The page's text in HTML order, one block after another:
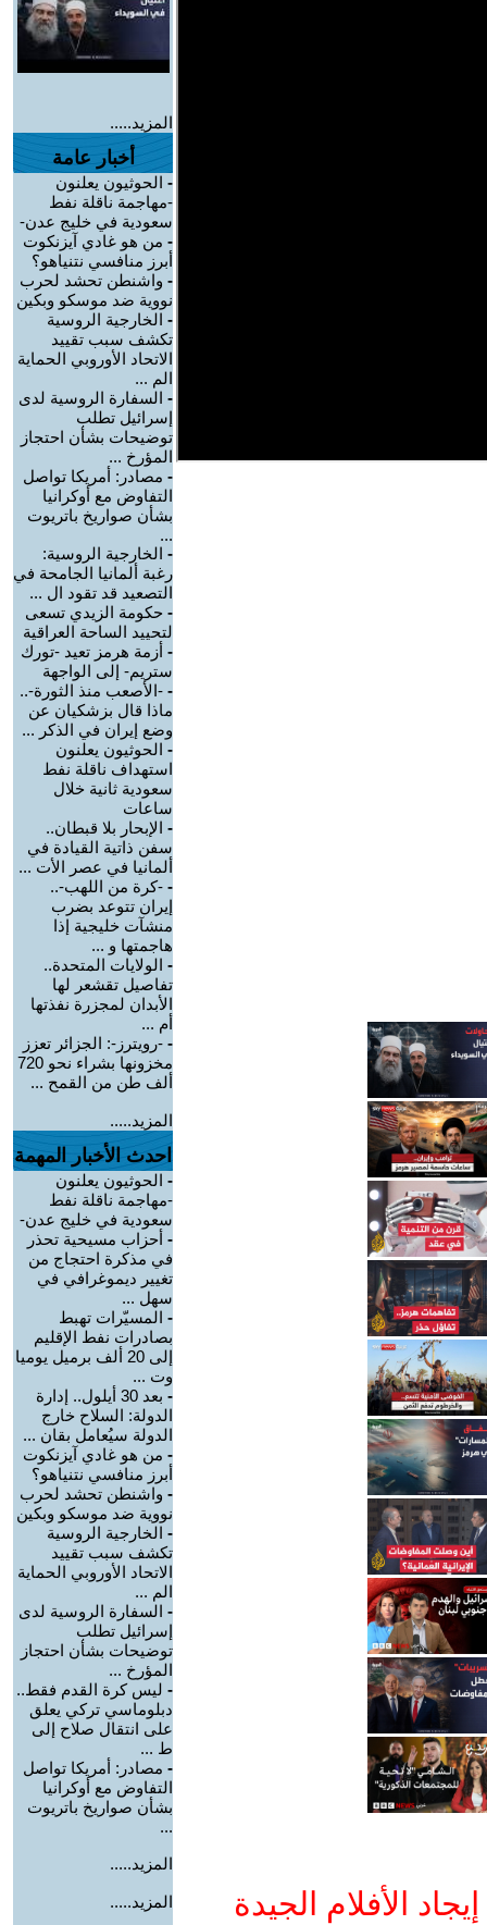
الأفلام الجيدة
المزيد.....
أخبار عامة
- الحوثيون يعلنون
-مهاجمة ناقلة نفط
سعودية في خليج عدن-
- من هو غادي آيزنكوت
أبرز منافسي نتنياهو؟
- واشنطن تحشد لحرب
نووية ضد موسكو وبكين
- الخارجية الروسية
تكشف سبب تقييد
الاتحاد الأوروبي الحماية
الم ...
- السفارة الروسية لدى
إسرائيل تطلب
توضيحات بشأن احتجاز
المؤرخ ...
- مصادر: أمريكا تواصل
التفاوض مع أوكرانيا
بشأن صواريخ باتريوت
...
- الخارجية الروسية:
رغبة ألمانيا الجامحة في
التصعيد قد تقود ال ...
- حكومة الزيدي تسعى
لتحييد الساحة العراقية
- أزمة هرمز تعيد -تورك
ستريم- إلى الواجهة
- -الأصعب منذ الثورة-..
ماذا قال بزشكيان عن
وضع إيران في الذكر ...
- الحوثيون يعلنون
استهداف ناقلة نفط
سعودية ثانية خلال
ساعات
- الإبحار بلا قبطان..
سفن ذاتية القيادة في
ألمانيا في عصر الأت ...
- -كرة من اللهب-..
إيران تتوعد بضرب
منشآت خليجية إذا
هاجمتها و ...
- الولايات المتحدة..
تفاصيل تقشعر لها
الأبدان لمجزرة نفذتها
أم ...
- -رويترز-: الجزائر تعزز
مخزونها بشراء نحو 720
ألف طن من القمح ...
المزيد.....
احدث الأخبار المهمة
- الحوثيون يعلنون
-مهاجمة ناقلة نفط
سعودية في خليج عدن-
- أحزاب مسيحية تحذر
في مذكرة احتجاج من
تغيير ديموغرافي في
سهل ...
- المسيّرات تهبط
بصادرات نفط الإقليم
إلى 20 ألف برميل يوميا
وت ...
-
بعد 30 أيلول.. إدارة
الدولة: السلاح خارج
الدولة سيُعامل بقان ...
- من هو غادي آيزنكوت
أبرز منافسي نتنياهو؟
- واشنطن تحشد لحرب
نووية ضد موسكو وبكين
- الخارجية الروسية
تكشف سبب تقييد
الاتحاد الأوروبي الحماية
الم ...
- السفارة الروسية لدى
إسرائيل تطلب
توضيحات بشأن احتجاز
المؤرخ ...
- ليس كرة القدم فقط..
دبلوماسي تركي يعلق
على انتقال صلاح إلى
ط ...
- مصادر: أمريكا تواصل
التفاوض مع أوكرانيا
بشأن صواريخ باتريوت
...
المزيد.....
المزيد.....